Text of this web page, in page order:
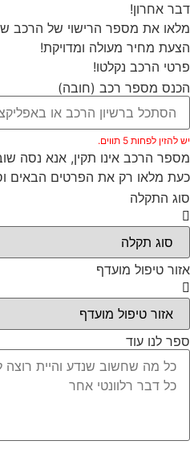
דבר אחרון!
מלאו את מספר הרישוי של הרכב
הצעת מחיר מעולה ומדויקת!
פרטי הרכב נקלטו!
הכנס מספר רכב (חובה)
יש להזין לפחות 5 תווים.
מספר הרכב אינו תקין, אנא נסה
כעת מלאו רק את הפרטים הבאים
סוג התקלה
אזור טיפול מועדף
ספר לנו עוד